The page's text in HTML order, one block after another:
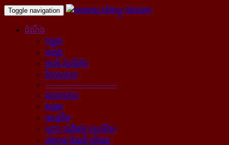
Toggle navigation
ដំណឹង
កម្ពុជា
បារាំង
អាស៊ី-ប៉ាស៊ីភិក
ពិភពលោក
----------------------------
នយោបាយ
សង្គម
សេដ្ឋកិច្ច
គ្រោះ យុត្តិធម៌ បទល្មើស
បរិស្ថាន ផែនដី ព្រំដែន